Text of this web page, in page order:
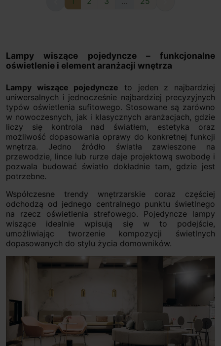
Lampy wiszące pojedyncze – funkcjonalne
oświetlenie i element aranżacji wnętrza
Lampy wiszące pojedyncze to jeden z najbardziej
uniwersalnych i jednocześnie najbardziej precyzyjnych
typów oświetlenia sufitowego. Stosowane są zarówno
w nowoczesnych, jak i klasycznych aranżacjach, gdzie
liczy się kontrola nad światłem, estetyka oraz
możliwość dopasowania oprawy do konkretnej funkcji
wnętrza. Jedno źródło światła zawieszone na
przewodzie, lince lub rurze daje projektową swobodę i
pozwala budować światło dokładnie tam, gdzie jest
potrzebne.
Współczesne trendy wnętrzarskie coraz częściej
odchodzą od jednego centralnego punktu świetlnego
na rzecz oświetlenia strefowego. Pojedyncze lampy
wiszące idealnie wpisują się w to podejście,
umożliwiając tworzenie kompozycji świetlnych
dopasowanych do stylu życia domowników.